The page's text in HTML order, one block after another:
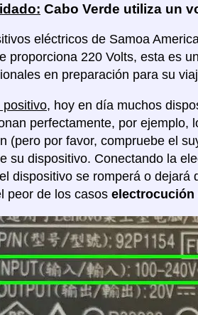
Cabo Verde utiliza un
eléctricos de Samoa
proporciona 220 Volts, esta es
en preparación para su
positivo, hoy en día muchos
perfectamente, por ejemplo,
(pero por favor, compruebe el
su dispositivo. Conectando la
dispositivo se romperá o dejará
peor de los casos electrocución